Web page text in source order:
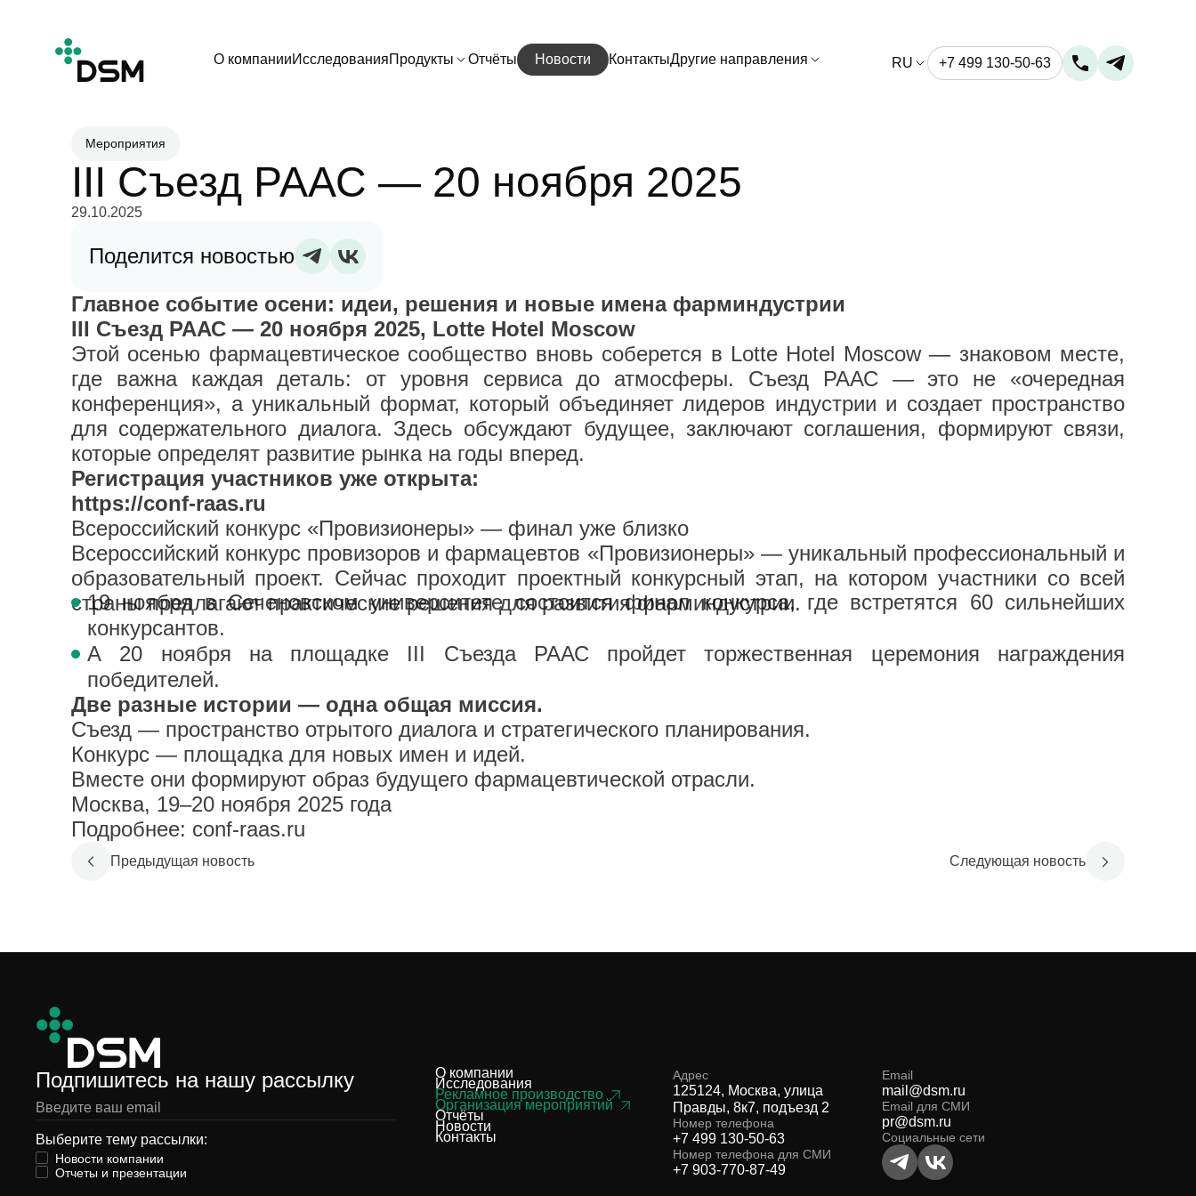
О компанииИсследованияПродукты Отчёты Новости КонтактыДругие направления RU +7 499 130-50-63
Мероприятия
III Съезд РААС — 20 ноября 2025
29.10.2025
Поделится новостью
Главное событие осени: идеи, решения и новые имена фарминдустрии
III Съезд РААС — 20 ноября 2025, Lotte Hotel Moscow
Этой осенью фармацевтическое сообщество вновь соберется в Lotte Hotel Moscow — знаковом месте,
где важна каждая деталь: от уровня сервиса до атмосферы. Съезд РААС — это не «очередная
конференция», а уникальный формат, который объединяет лидеров индустрии и создает пространство
для содержательного диалога. Здесь обсуждают будущее, заключают соглашения, формируют связи,
которые определят развитие рынка на годы вперед.
Регистрация участников уже открыта:
https://conf-raas.ru
Всероссийский конкурс «Провизионеры» — финал уже близко
Всероссийский конкурс провизоров и фармацевтов «Провизионеры» — уникальный профессиональный и
образовательный проект. Сейчас проходит проектный конкурсный этап, на котором участники со всей
страны предлагают практические решения для развития фарминдустрии.
19 ноября в Сеченовском университете состоится финал конкурса, где встретятся 60 сильнейших
конкурсантов.
А 20 ноября на площадке III Съезда РААС пройдет торжественная церемония награждения
победителей.
Две разные истории — одна общая миссия.
Съезд — пространство отрытого диалога и стратегического планирования.
Конкурс — площадка для новых имен и идей.
Вместе они формируют образ будущего фармацевтической отрасли.
Москва, 19–20 ноября 2025 года
Подробнее: conf-raas.ru
Предыдущая новость Следующая новость
Подпишитесь на нашу рассылку
Выберите тему рассылки:
Новости компании
Отчеты и презентации
О компании
Исследования
Рекламное производство
Организация мероприятий
Отчёты
Новости
Контакты
Адрес
125124, Москва, улица
Правды, 8к7, подъезд 2
Номер телефона
+7 499 130-50-63
Номер телефона для СМИ
+7 903-770-87-49
Email
mail@dsm.ru
Email для СМИ
pr@dsm.ru
Социальные сети